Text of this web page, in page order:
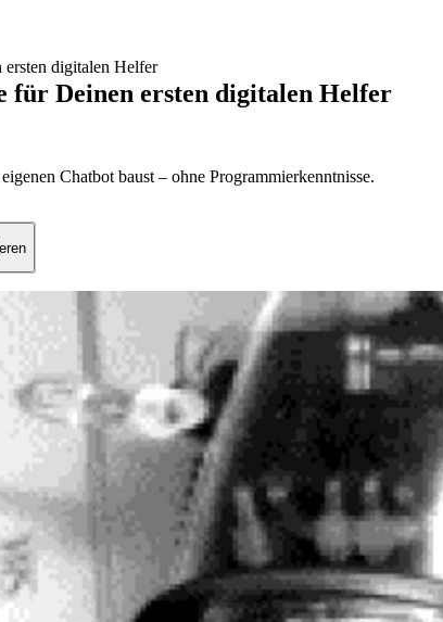
ersten digitalen Helfer
für Deinen ersten digitalen Helfer
Chatbot baust – ohne Programmierkenntnisse.